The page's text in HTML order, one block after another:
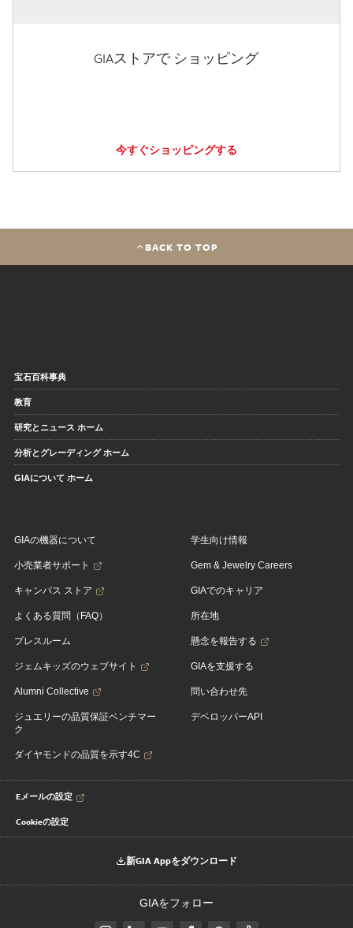
GIAストアで ショッピング
今すぐショッピングする
BACK TO TOP
宝石百科事典
教育
研究とニュース ホーム
分析とグレーディング ホーム
GIAについて ホーム
GIAの機器について
小売業者サポート
キャンパス ストア
よくある質問（FAQ）
プレスルーム
ジェムキッズのウェブサイト
Alumni Collective
ジュエリーの品質保証ベンチマー
ク
ダイヤモンドの品質を示す4C
学生向け情報
Gem & Jewelry Careers
GIAでのキャリア
所在地
懸念を報告する
GIAを支援する
問い合わせ先
デベロッパーAPI
Eメールの設定
Cookieの設定
新GIA Appをダウンロード
GIAをフォロー